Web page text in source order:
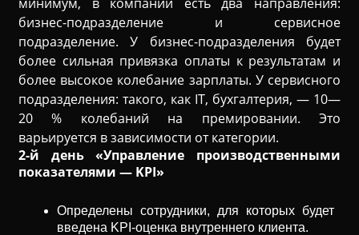
бизнес-подразделение и сервисное
подразделение. У бизнес-подразделения будет
более сильная привязка оплаты к результатам и
более высокое колебание зарплаты. У сервисного
подразделения: такого, как IТ, бухгалтерия, — 10—
20 % колебаний на премировании. Это
варьируется в зависимости от категории.
2-й день «Управление производственными
показателями — KPI»
Определены сотрудники, для которых будет
введена KPI-оценка внутреннего клиента.